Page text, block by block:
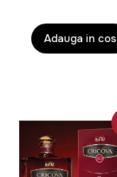
Adauga in cos